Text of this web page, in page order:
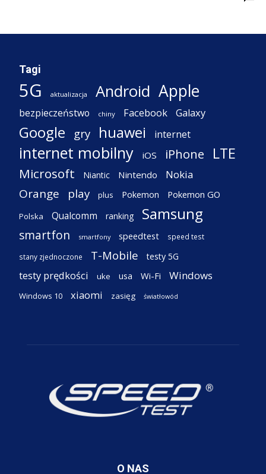
Tagi
5G aktualizacja Android Apple
bezpieczeństwo chiny Facebook Galaxy
Google gry huawei internet
internet mobilny iOS iPhone LTE
Microsoft Niantic Nintendo Nokia
Orange play plus Pokemon Pokemon GO
Polska Qualcomm ranking Samsung
smartfon smartfony speedtest speed test
stany zjednoczone T-Mobile testy 5G
testy prędkości uke usa Wi-Fi Windows
Windows 10 xiaomi zasięg światłowód
O NAS